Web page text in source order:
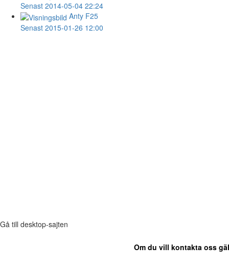
Senast 2014-05-04 22:24
Anty F25
Senast 2015-01-26 12:00
Gå till desktop-sajten
Om du vill kontakta oss